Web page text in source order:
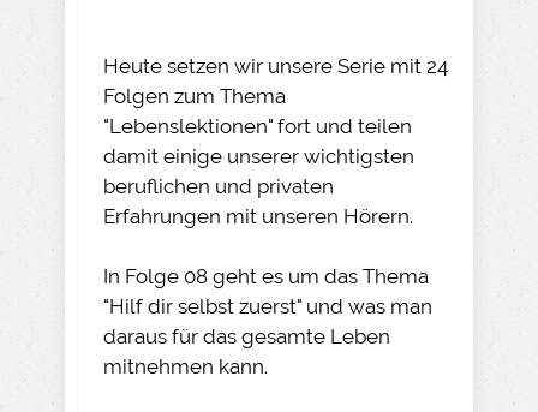
Heute setzen wir unsere Serie mit 24
Folgen zum Thema
"Lebenslektionen" fort und teilen
damit einige unserer wichtigsten
beruflichen und privaten
Erfahrungen mit unseren Hörern.
In Folge 08 geht es um das Thema
"Hilf dir selbst zuerst" und was man
daraus für das gesamte Leben
mitnehmen kann.